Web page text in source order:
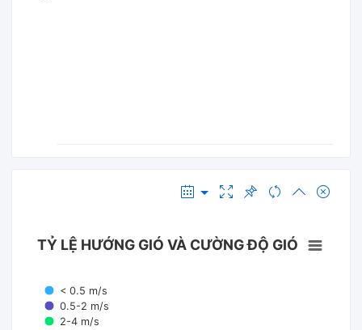
TỶ LỆ HƯỚNG GIÓ VÀ CƯỜNG ĐỘ GIÓ
< 0.5 m/s
0.5-2 m/s
2-4 m/s